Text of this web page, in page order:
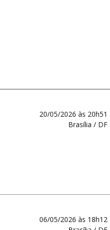
20/05/2026 às 20h51
Brasília / DF
06/05/2026 às 18h12